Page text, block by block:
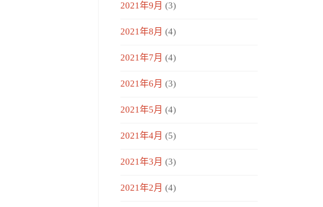
2021年9月 (3)
2021年8月 (4)
2021年7月 (4)
2021年6月 (3)
2021年5月 (4)
2021年4月 (5)
2021年3月 (3)
2021年2月 (4)